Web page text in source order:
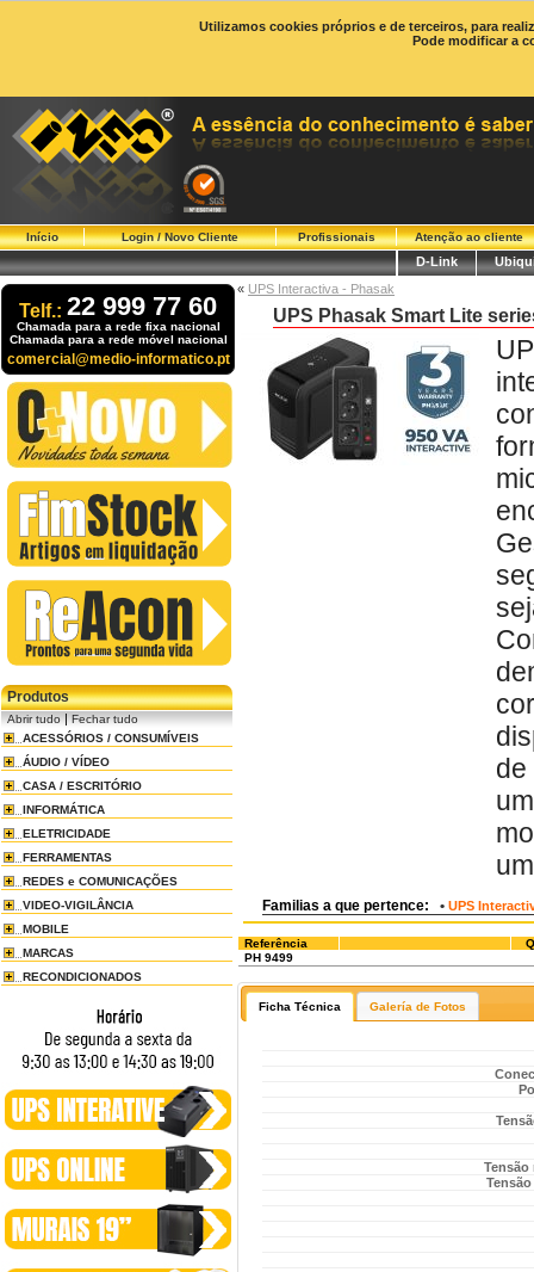
Utilizamos cookies próprios e de terceiros, para
Pode modificar a
Início Login / Novo Cliente Profissionais Atenção ao cliente
D-Link
Telf.: 22 999 77 60
Chamada para a rede fixa nacional
Chamada para a rede móvel nacional
comercial@medio-informatico.pt
Produtos
Abrir tudo|Fechar tudo
ACESSÓRIOS / CONSUMÍVEIS
ÁUDIO / VÍDEO
CASA / ESCRITÓRIO
INFORMÁTICA
ELETRICIDADE
FERRAMENTAS
REDES e COMUNICAÇÕES
VIDEO-VIGILÂNCIA
MOBILE
MARCAS
RECONDICIONADOS
« UPS Interactiva - Phasak
UPS Phasak Smart Lite
Familias a que pertence: • UPS
Referência
PH 9499
Ficha Técnica Galería de Fotos
Tensão